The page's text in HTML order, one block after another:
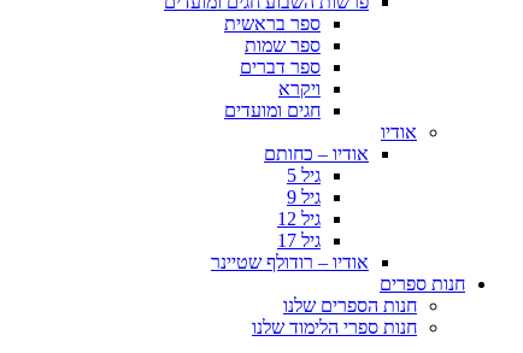
ספר בראשית
ספר שמות
ספר דברים
ויקרא
חגים ומועדים
אודיו
אודיו – כחותם
גיל 5
גיל 9
גיל 12
גיל 17
אודיו – רודולף שטיינר
חנות ספרים
חנות הספרים שלנו
חנות ספרי הלימוד שלנו